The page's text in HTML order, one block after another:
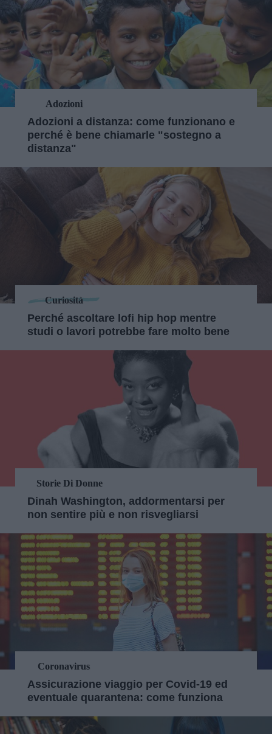
Adozioni
Adozioni a distanza: come funzionano e
perché è bene chiamarle "sostegno a
distanza"
Curiosità
Perché ascoltare lofi hip hop mentre
studi o lavori potrebbe fare molto bene
Storie Di Donne
Dinah Washington, addormentarsi per
non sentire più e non risvegliarsi
Coronavirus
Assicurazione viaggio per Covid-19 ed
eventuale quarantena: come funziona